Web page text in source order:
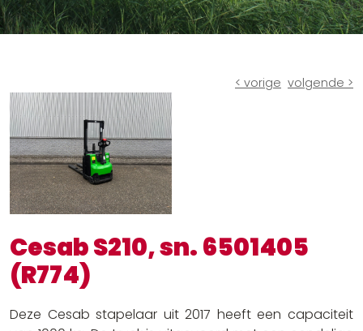
Ruw terrein heftrucks
Batterijen en laders
< vorige volgende >
Cesab S210, sn. 6501405
(R774)
Deze Cesab stapelaar uit 2017 heeft een capaciteit